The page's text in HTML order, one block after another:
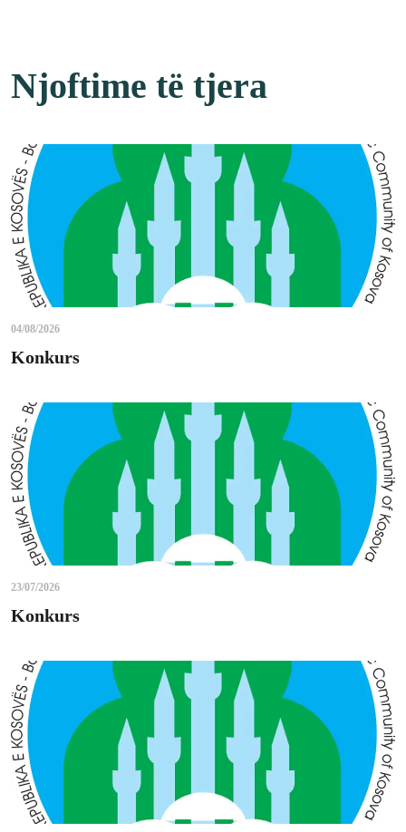
Njoftime të tjera
04/08/2026
Konkurs
23/07/2026
Konkurs